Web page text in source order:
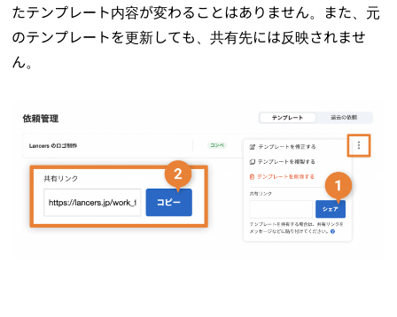
たテンプレート内容が変わることはありません。また、元
のテンプレートを更新しても、共有先には反映されませ
ん。